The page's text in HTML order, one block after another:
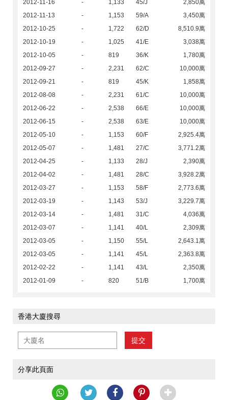
2012-11-16 - 1,133 45/J
2,850萬
2012-11-13
- 1,153 59/A
3,450萬
2012-10-25
- 1,722 62/D
8,510.9萬
2012-10-19
- 1,025 41/E
3,038萬
2012-10-05
- 819 36/K
1,780萬
2012-09-27
- 2,231 62/C
10,000萬
2012-09-21
- 819 45/K
1,858萬
2012-08-08
- 2,231 61/C
10,000萬
2012-06-22
- 2,538 66/E
10,000萬
2012-06-15
- 2,538 63/E
10,000萬
2012-05-10
- 1,153 60/F
2,925.4萬
2012-05-07
- 1,481 27/C
3,771.2萬
2012-04-25
- 1,133 28/J
2,390萬
2012-04-02
- 1,481 28/C
3,928.2萬
2012-03-27
- 1,153 58/F
2,773.6萬
2012-03-19
- 1,143 53/J
3,229.7萬
2012-03-14
- 1,481 31/C
4,036萬
2012-03-07
- 1,141 40/L
2,309萬
2012-03-05
- 1,150 55/L
2,643.1萬
2012-03-05
- 1,141 45/L
2,363.8萬
2012-02-22
- 1,141 43/L
2,350萬
2012-01-09
- 820 51/B 1,700萬
香港大廈搜尋
提交
分享此頁面